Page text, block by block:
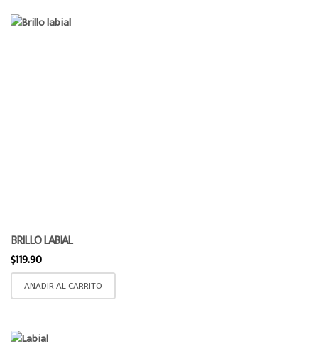
BRILLO LABIAL
$119.90
AÑADIR AL CARRITO